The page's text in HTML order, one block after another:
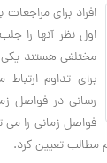
افراد براي
اول نظر آنها را
مختلفي هستند
براي تداوم
رساني در فواصل
فواصل زماني را
مطالب تعيين کرد.